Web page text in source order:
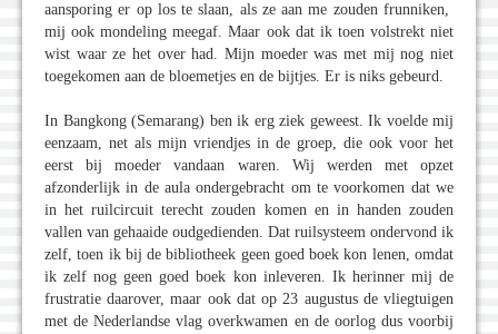
aansporing er op los te slaan, als ze aan me zouden frunniken,
mij ook mondeling meegaf. Maar ook dat ik toen volstrekt niet
wist waar ze het over had. Mijn moeder was met mij nog niet
toegekomen aan de bloemetjes en de bijtjes. Er is niks gebeurd.
In Bangkong (Semarang) ben ik erg ziek geweest. Ik voelde mij
eenzaam, net als mijn vriendjes in de groep, die ook voor het
eerst bij moeder vandaan waren. Wij werden met opzet
afzonderlijk in de aula ondergebracht om te voorkomen dat we
in het ruilcircuit terecht zouden komen en in handen zouden
vallen van gehaaide oudgedienden. Dat ruilsysteem ondervond ik
zelf, toen ik bij de bibliotheek geen goed boek kon lenen, omdat
ik zelf nog geen goed boek kon inleveren. Ik herinner mij de
frustratie daarover, maar ook dat op 23 augustus de vliegtuigen
met de Nederlandse vlag overkwamen en de oorlog dus voorbij